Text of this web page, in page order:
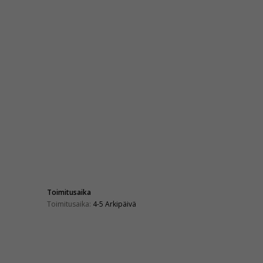
Toimitusaika
Toimitusaika: 4-5 Arkipäivä